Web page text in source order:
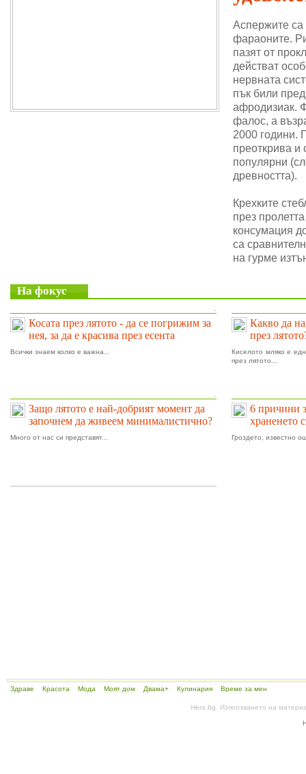
Аспержите
фараоните.
пазят от
действат
нервната
пък били
афродизиак.
фалос, а
2000 години.
преоткрива и
популярни
древността).
Крехките
през
консумация
са
на гурме
На фокус
Косата през лятото - да се погрижим за
нея, за да е красива през есента
Всички знаем колко е важна...
Какво да
през
Киселото мляко е
през лятото...
Защо лятото е най-добрият момент да
започнем да живеем минималистично?
Много от нас си представят...
6 причини
храненето
Гроздето, известно
Здраве Красота Мода Моят дом Двама+ Кулинария Време за мен
Hera.bg. Използването на